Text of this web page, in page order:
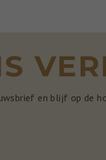
en blijf op de